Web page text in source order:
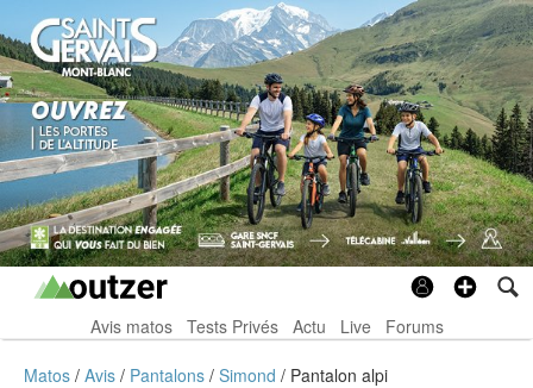
Avis matos Tests Privés Actu Live Forums
Matos Avis Pantalons Simond Pantalon alpi